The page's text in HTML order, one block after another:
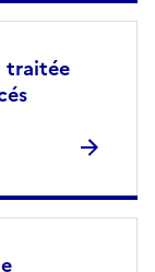
traitée